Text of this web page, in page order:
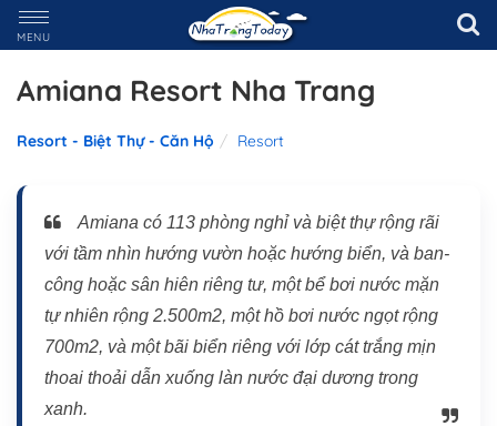
MENU
Amiana Resort Nha Trang
Resort - Biệt Thự - Căn Hộ Resort
Amiana có 113 phòng nghỉ và biệt thự rộng rãi
với tầm nhìn hướng vườn hoặc hướng biển, và ban-
công hoặc sân hiên riêng tư, một bể bơi nước mặn
tự nhiên rộng 2.500m2, một hồ bơi nước ngọt rộng
700m2, và một bãi biển riêng với lớp cát trắng mịn
thoai thoải dẫn xuống làn nước đại dương trong
xanh.